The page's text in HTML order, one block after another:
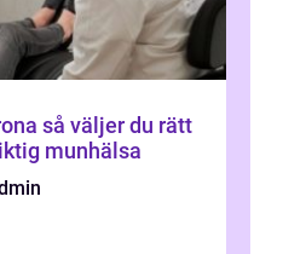
rätt
munhälsa